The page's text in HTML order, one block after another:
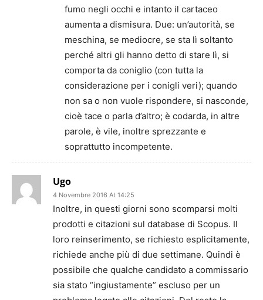
fumo negli occhi e intanto il cartaceo
aumenta a dismisura. Due: un’autorità, se
meschina, se mediocre, se sta lì soltanto
perché altri gli hanno detto di stare lì, si
comporta da coniglio (con tutta la
considerazione per i conigli veri); quando
non sa o non vuole rispondere, si nasconde,
cioè tace o parla d’altro; è codarda, in altre
parole, è vile, inoltre sprezzante e
soprattutto incompetente.
Ugo
4 Novembre 2016 At 14:25
Inoltre, in questi giorni sono scomparsi molti
prodotti e citazioni sul database di Scopus. Il
loro reinserimento, se richiesto esplicitamente,
richiede anche più di due settimane. Quindi è
possibile che qualche candidato a commissario
sia stato “ingiustamente” escluso per un